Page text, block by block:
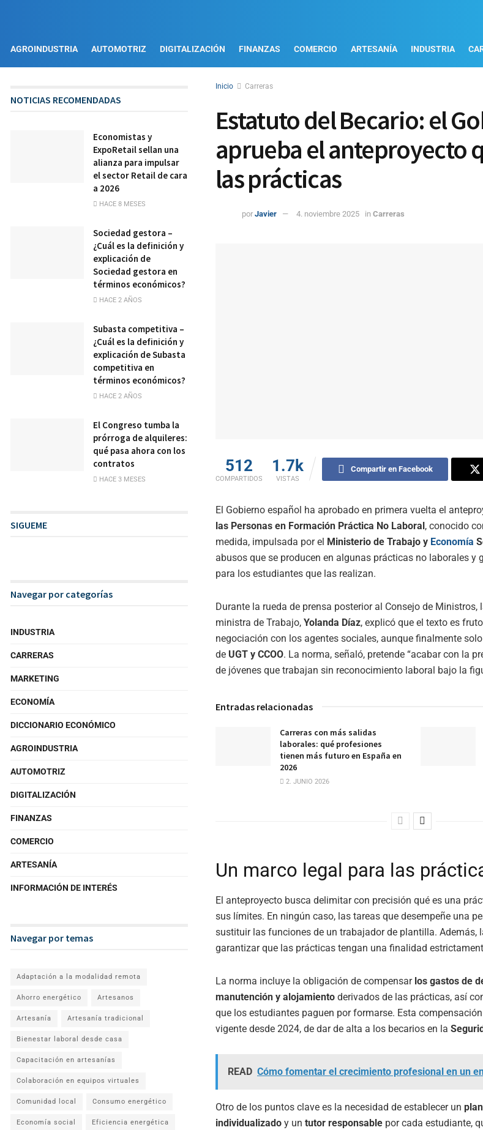
AGROINDUSTRIA AUTOMOTRIZ DIGITALIZACIÓN FINANZAS COMERCIO ARTESANÍA INDUSTRIA
Inicio Carreras
Estatuto del Becario: el
aprueba el anteproyecto
las prácticas
por Javier 4. noviembre 2025 in Carreras
512
COMPARTIDOS
1.7k
VISTAS
Compartir en Facebook
El Gobierno español ha aprobado en primera vuelta el
las Personas en Formación Práctica No Laboral, conocido
medida, impulsada por el Ministerio de Trabajo y Economía
abusos que se producen en algunas prácticas no laborales y
para los estudiantes que las realizan.
Durante la rueda de prensa posterior al Consejo de Ministros,
ministra de Trabajo, Yolanda Díaz, explicó que el texto es
negociación con los agentes sociales, aunque finalmente
de UGT y CCOO. La norma, señaló, pretende “acabar con la
de jóvenes que trabajan sin reconocimiento laboral bajo la
Entradas relacionadas
Carreras con más salidas
laborales: qué profesiones
tienen más futuro en España en
2026
2. JUNIO 2026
Un marco legal para las
El anteproyecto busca delimitar con precisión qué es una
sus límites. En ningún caso, las tareas que desempeñe una
sustituir las funciones de un trabajador de plantilla. Además,
garantizar que las prácticas tengan una finalidad
La norma incluye la obligación de compensar los gastos de
manutención y alojamiento derivados de las prácticas, así
que los estudiantes paguen por formarse. Esta
vigente desde 2024, de dar de alta a los becarios en la
READ Cómo fomentar el crecimiento profesional en un
Otro de los puntos clave es la necesidad de establecer un
individualizado y un tutor responsable por cada estudiante,
NOTICIAS RECOMENDADAS
Economistas y
ExpoRetail sellan una
alianza para impulsar
el sector Retail de cara
a 2026
HACE 8 MESES
Sociedad gestora –
¿Cuál es la definición y
explicación de
Sociedad gestora en
términos económicos?
HACE 2 AÑOS
Subasta competitiva –
¿Cuál es la definición y
explicación de Subasta
competitiva en
términos económicos?
HACE 2 AÑOS
El Congreso tumba la
prórroga de alquileres:
qué pasa ahora con los
contratos
HACE 3 MESES
SIGUEME
Navegar por categorías
INDUSTRIA
CARRERAS
MARKETING
ECONOMÍA
DICCIONARIO ECONÓMICO
AGROINDUSTRIA
AUTOMOTRIZ
DIGITALIZACIÓN
FINANZAS
COMERCIO
ARTESANÍA
INFORMACIÓN DE INTERÉS
Navegar por temas
Adaptación a la modalidad remota
Ahorro energético Artesanos
Artesanía Artesanía tradicional
Bienestar laboral desde casa
Capacitación en artesanías
Colaboración en equipos virtuales
Comunidad local Consumo energético
Economía social Eficiencia energética